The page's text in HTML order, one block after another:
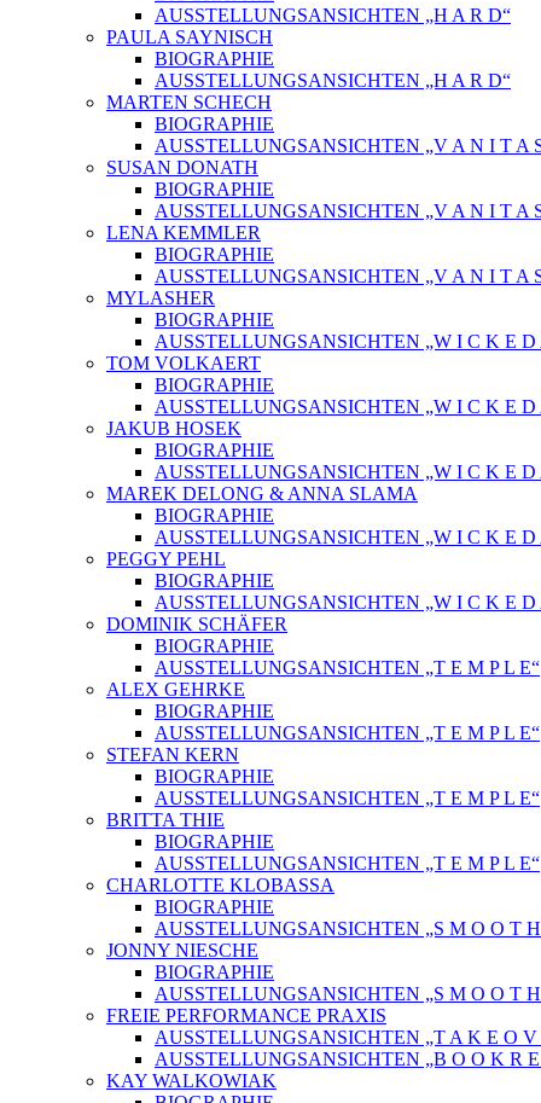
AUSSTELLUNGSANSICHTEN „H A R D“
PAULA SAYNISCH
BIOGRAPHIE
AUSSTELLUNGSANSICHTEN „H A R D“
MARTEN SCHECH
BIOGRAPHIE
AUSSTELLUNGSANSICHTEN „V A N I T A
SUSAN DONATH
BIOGRAPHIE
AUSSTELLUNGSANSICHTEN „V A N I T A
LENA KEMMLER
BIOGRAPHIE
AUSSTELLUNGSANSICHTEN „V A N I T A
MYLASHER
BIOGRAPHIE
AUSSTELLUNGSANSICHTEN „W I C K E D
TOM VOLKAERT
BIOGRAPHIE
AUSSTELLUNGSANSICHTEN „W I C K E D
JAKUB HOSEK
BIOGRAPHIE
AUSSTELLUNGSANSICHTEN „W I C K E D
MAREK DELONG & ANNA SLAMA
BIOGRAPHIE
AUSSTELLUNGSANSICHTEN „W I C K E D
PEGGY PEHL
BIOGRAPHIE
AUSSTELLUNGSANSICHTEN „W I C K E D
DOMINIK SCHÄFER
BIOGRAPHIE
AUSSTELLUNGSANSICHTEN „T E M P L E“
ALEX GEHRKE
BIOGRAPHIE
AUSSTELLUNGSANSICHTEN „T E M P L E“
STEFAN KERN
BIOGRAPHIE
AUSSTELLUNGSANSICHTEN „T E M P L E“
BRITTA THIE
BIOGRAPHIE
AUSSTELLUNGSANSICHTEN „T E M P L E“
CHARLOTTE KLOBASSA
BIOGRAPHIE
AUSSTELLUNGSANSICHTEN „S M O O T
JONNY NIESCHE
BIOGRAPHIE
AUSSTELLUNGSANSICHTEN „S M O O T
FREIE PERFORMANCE PRAXIS
AUSSTELLUNGSANSICHTEN „T A K E O V
AUSSTELLUNGSANSICHTEN „B O O K R E
KAY WALKOWIAK